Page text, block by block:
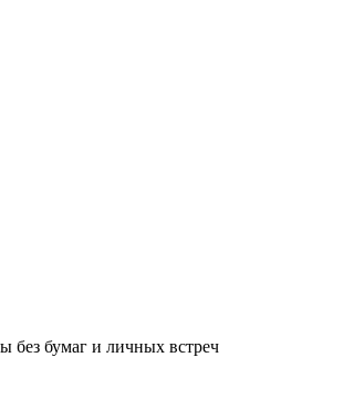
без бумаг и личных встреч